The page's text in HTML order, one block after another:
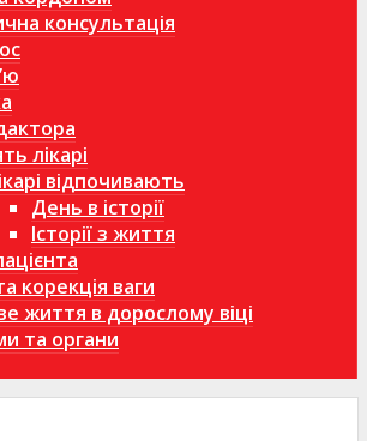
консультація
лікарі
відпочивають
День в історії
Історії з життя
корекція ваги
життя в дорослому віці
та органи